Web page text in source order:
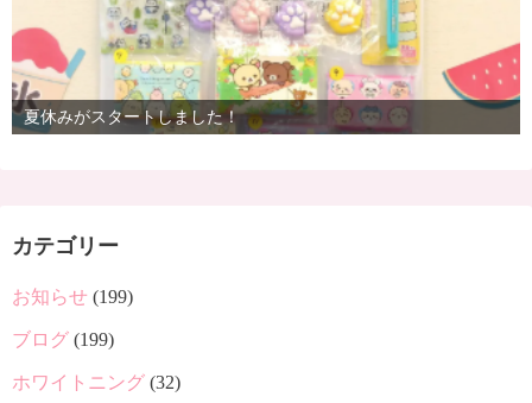
夏休みがスタートしました！
カテゴリー
お知らせ (199)
ブログ (199)
ホワイトニング (32)